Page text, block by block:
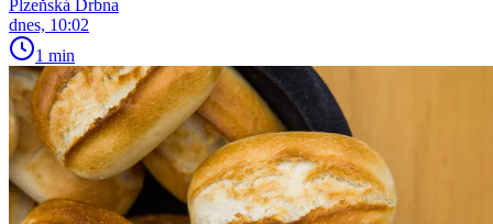
Plzeňská Drbna
dnes, 10:02
1 min